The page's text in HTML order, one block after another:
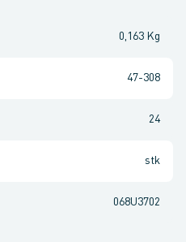
0,163 Kg
47-308
24
stk
068U3702